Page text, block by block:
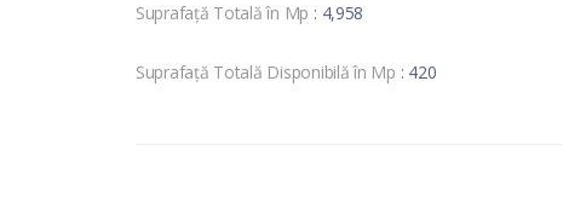
Suprafață Totală în Mp : 4,958
Suprafață Totală Disponibilă în Mp : 420